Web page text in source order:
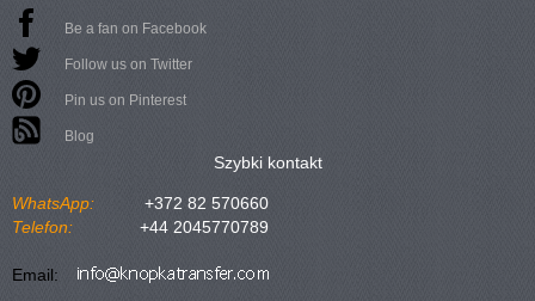
Be a fan on Facebook
Follow us on Twitter
Pin us on Pinterest
Blog
Szybki kontakt
WhatsApp:
+372 82 570660
Telefon:
+44 2045770789
Email: